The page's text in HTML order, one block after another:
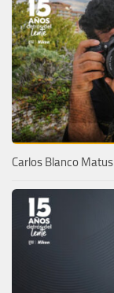
Carlos Blanco Matus